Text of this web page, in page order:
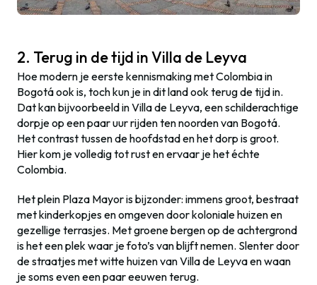
2. Terug in de tijd in Villa de Leyva
Hoe modern je eerste kennismaking met Colombia in
Bogotá ook is, toch kun je in dit land ook terug de tijd in.
Dat kan bijvoorbeeld in Villa de Leyva, een schilderachtige
dorpje op een paar uur rijden ten noorden van Bogotá.
Het contrast tussen de hoofdstad en het dorp is groot.
Hier kom je volledig tot rust en ervaar je het échte
Colombia.
Het plein Plaza Mayor is bijzonder: immens groot, bestraat
met kinderkopjes en omgeven door koloniale huizen en
gezellige terrasjes. Met groene bergen op de achtergrond
is het een plek waar je foto’s van blijft nemen. Slenter door
de straatjes met witte huizen van Villa de Leyva en waan
je soms even een paar eeuwen terug.